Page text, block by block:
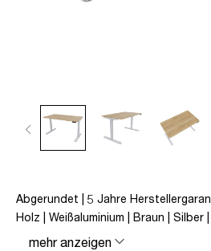
Abgerundet | 5 Jahre
Holz | Weißaluminium | Braun | Silber
höhenverstellbar | unmontiert | Y-
mehr anzeigen